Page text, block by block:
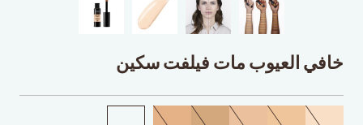
خافي العيوب مات فيلفت سكين